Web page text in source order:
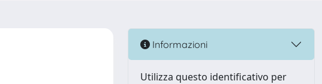
Informazioni
Utilizza questo identificativo per